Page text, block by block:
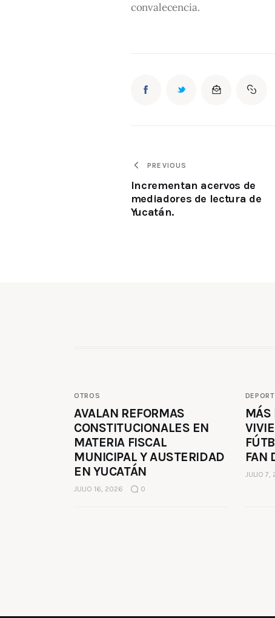
convalecencia.
PREVIOUS
Incrementan acervos de
mediadores de lectura de
Yucatán.
OTROS
AVALAN REFORMAS
CONSTITUCIONALES EN
MATERIA FISCAL
MUNICIPAL Y AUSTERIDAD
EN YUCATÁN
JULIO 16, 2026 0
MÁS
FAN
JULIO 7,